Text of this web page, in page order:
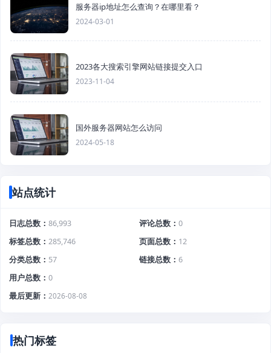
服务器ip地址怎么查询？在哪里看？
2024-03-01
2023各大搜索引擎网站链接提交入口
2023-11-04
国外服务器网站怎么访问
2024-05-18
站点统计
日志总数 86,993 评论总数
0
标签总数
285,746 页面总数
12
分类总数
57 链接总数
6
用户总数
0
最后更新
2026-08-08
热门标签